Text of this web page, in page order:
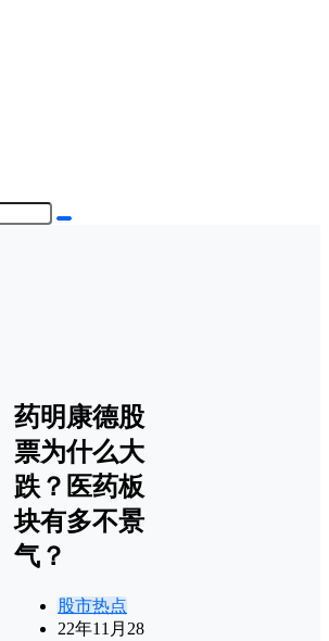
药明康德股
票为什么大
跌？医药板
块有多不景
气？
股市热点
22年11月28